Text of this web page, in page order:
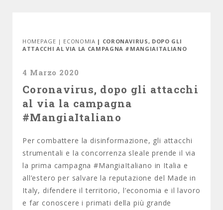
HOMEPAGE | ECONOMIA | CORONAVIRUS, DOPO GLI
ATTACCHI AL VIA LA CAMPAGNA #MANGIAITALIANO
4 Marzo 2020
Coronavirus, dopo gli attacchi
al via la campagna
#MangiaItaliano
Per combattere la disinformazione, gli attacchi
strumentali e la concorrenza sleale prende il via
la prima campagna #MangiaItaliano in Italia e
all’estero per salvare la reputazione del Made in
Italy, difendere il territorio, l’economia e il lavoro
e far conoscere i primati della più grande